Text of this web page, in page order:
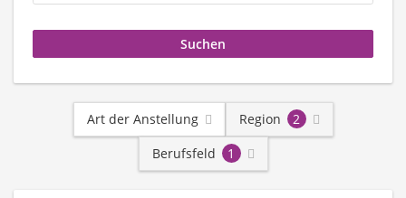
Art der Anstellung Region
2
Berufsfeld
1